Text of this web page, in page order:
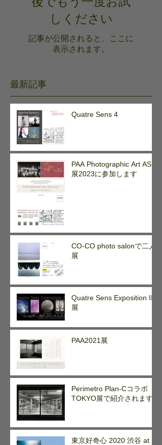
しください
記事が公開されると、ここに
表示されます。
最新記事
Quatre Sens 4
PAA Photographic Art ASIA
展2023に参加します
CO-CO photo salonで二人
展
Quatre Sens Exposition II
展
PAA2021展
Perimetro Plan-Cコラボ
TOKYO展で紹介されます
東京好奇心 2020 渋谷 at